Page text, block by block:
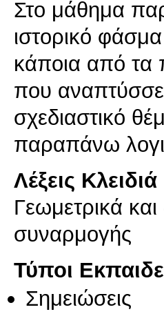
Στο μάθημα
ιστορικό
κάποια από τα
που
σχεδιαστικό
παραπάνω
Λέξεις Κλειδιά
Γεωμετρικά και
συναρμογής
Τύποι
Σημειώσεις